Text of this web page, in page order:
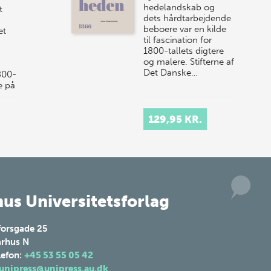
10. j…
på
hedelandskab og
dets hårdtarbejdende
beboere var en kilde
til fascination for
1800-tallets digtere
og malere. Stifterne af
Det Danske…
129,95 KR.
Universitetsforlag
25
N
+45 53 55 05 42
unipress@unipress.au.dk